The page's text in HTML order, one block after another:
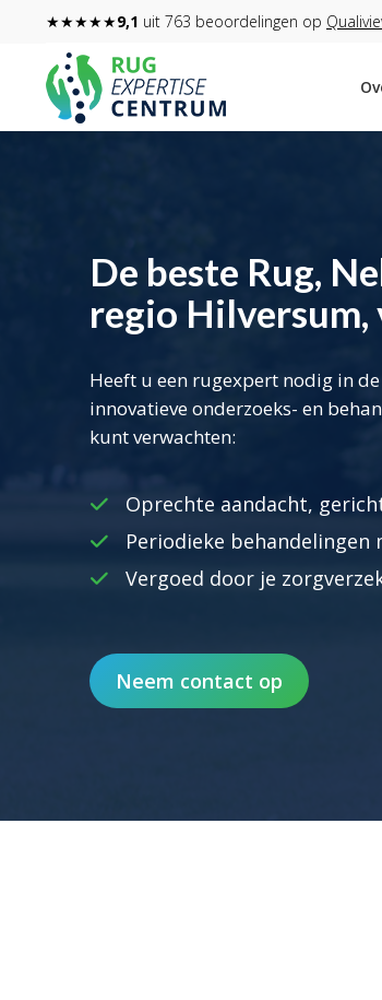
★★★★★9,1 uit 763 beoordelingen op
De beste Rug,
regio Hilversum,
Heeft u een rugexpert nodig in
innovatieve onderzoeks- en
kunt verwachten:
Oprechte aandacht,
Periodieke behandelingen
Vergoed door je
Neem contact op
Abdullah
Fysiotherapeut